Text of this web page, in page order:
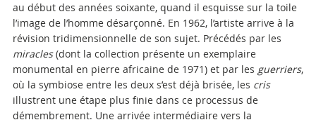
au début des années soixante, quand il esquisse sur la toile
l’image de l’homme désarçonné. En 1962, l’artiste arrive à la
révision tridimensionnelle de son sujet. Précédés par les
miracles(dont la collection présente un exemplaire
monumental en pierre africaine de 1971) et par les guerriers,
où la symbiose entre les deux s’est déjà brisée, les cris
illustrent une étape plus finie dans ce processus de
démembrement. Une arrivée intermédiaire vers la